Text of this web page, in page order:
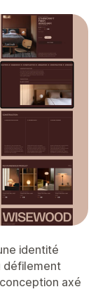
identité
défilement
axé